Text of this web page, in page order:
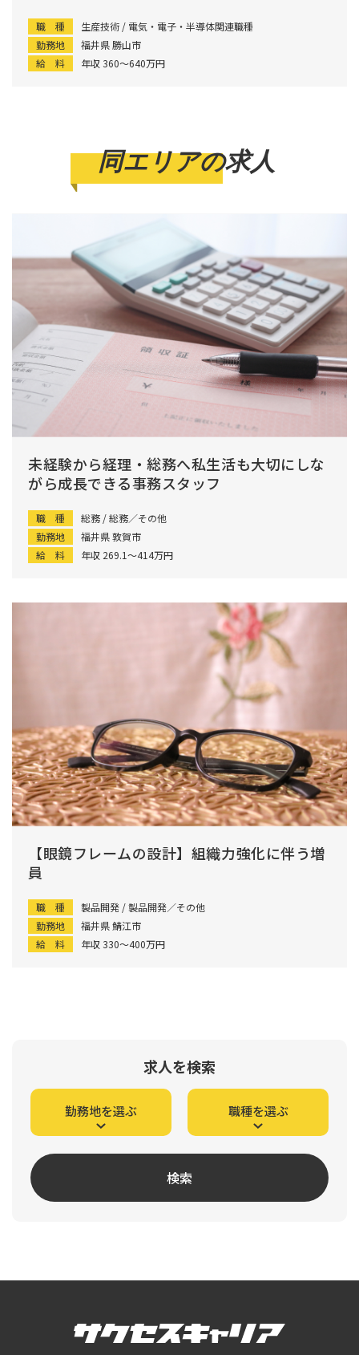
職 種
生産技術 / 電気・電子・半導体関連職種
勤務地
福井県 勝山市
給 料
年収 360〜640万円
同エリアの求人
未経験から経理・総務へ私生活も大切にしな
がら成長できる事務スタッフ
職 種
総務 / 総務／その他
勤務地
福井県 敦賀市
給 料
年収 269.1〜414万円
【眼鏡フレームの設計】組織力強化に伴う増
員
職 種
製品開発 / 製品開発／その他
勤務地
福井県 鯖江市
給 料
年収 330〜400万円
求人を検索
勤務地を選ぶ 職種を選ぶ
検索